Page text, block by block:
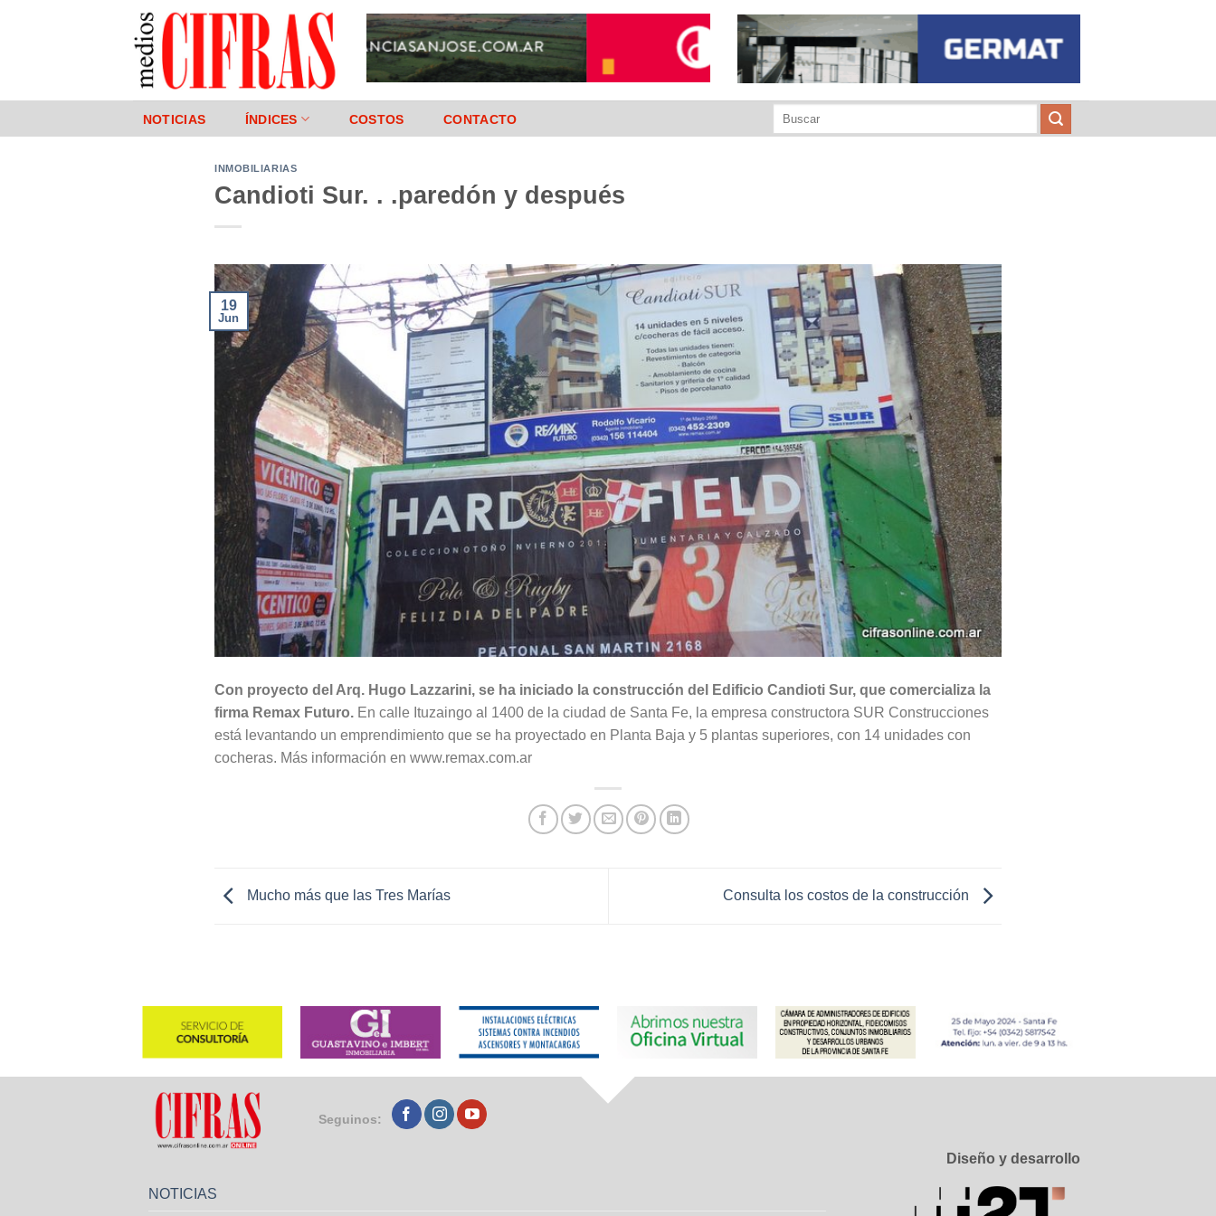
NOTICIAS ÍNDICES COSTOS CONTACTO
INMOBILIARIAS
Candioti Sur. . .paredón y después
19
Jun
Con proyecto del Arq. Hugo Lazzarini, se ha iniciado la construcción del Edificio Candioti Sur, que comercializa la
firma Remax Futuro. En calle Ituzaingo al 1400 de la ciudad de Santa Fe, la empresa constructora SUR Construcciones
está levantando un emprendimiento que se ha proyectado en Planta Baja y 5 plantas superiores, con 14 unidades con
cocheras. Más información en www.remax.com.ar
Mucho más que las Tres Marías Consulta los costos de la construcción
Seguinos:
NOTICIAS
Diseño y desarrollo